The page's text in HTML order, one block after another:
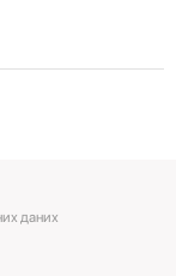
даних